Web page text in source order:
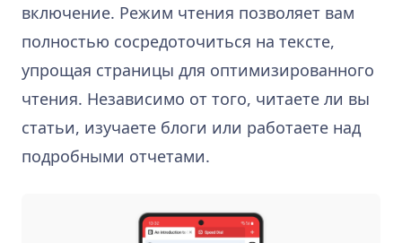
включение. Режим чтения позволяет вам
полностью сосредоточиться на тексте,
упрощая страницы для оптимизированного
чтения. Независимо от того, читаете ли вы
статьи, изучаете блоги или работаете над
подробными отчетами.